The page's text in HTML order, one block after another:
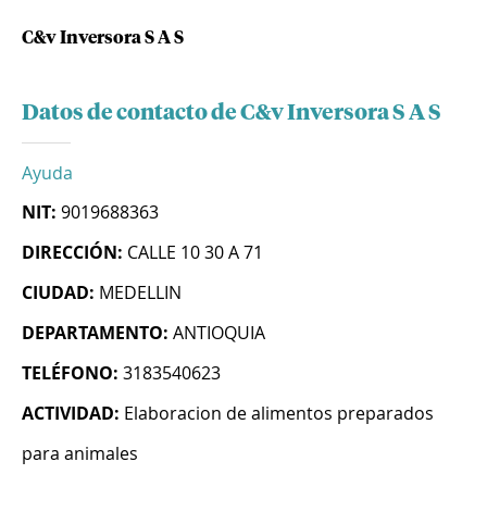
C&v Inversora S A S
Datos de contacto de C&v Inversora S A S
Ayuda
NIT: 9019688363
DIRECCIÓN: CALLE 10 30 A 71
CIUDAD: MEDELLIN
DEPARTAMENTO: ANTIOQUIA
TELÉFONO: 3183540623
ACTIVIDAD: Elaboracion de alimentos preparados
para animales